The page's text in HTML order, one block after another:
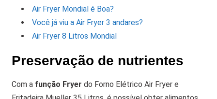
Air Fryer Mondial é Boa?
Você já viu a Air Fryer 3 andares?
Air Fryer 8 Litros Mondial
Preservação de nutrientes
Com a função Fryer do Forno Elétrico Air Fryer e